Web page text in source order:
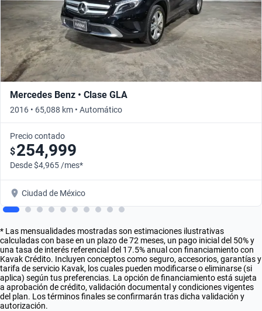
Mercedes Benz • Clase GLA
2016 • 65,088 km • Automático
Precio contado
$254,999
Desde $4,965 /mes*
Ciudad de México
* Las mensualidades mostradas son estimaciones ilustrativas
calculadas con base en un plazo de 72 meses, un pago inicial del 50% y
una tasa de interés referencial del 17.5% anual con financiamiento con
Kavak Crédito. Incluyen conceptos como seguro, accesorios, garantías y
tarifa de servicio Kavak, los cuales pueden modificarse o eliminarse (si
aplica) según tus preferencias. La opción de financiamiento está sujeta
a aprobación de crédito, validación documental y condiciones vigentes
del plan. Los términos finales se confirmarán tras dicha validación y
autorización.